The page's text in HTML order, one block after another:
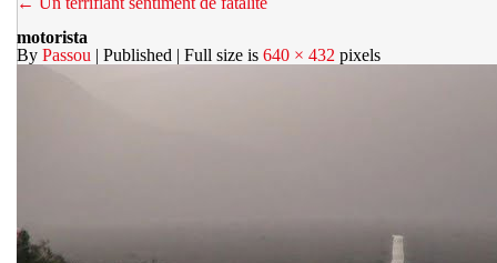
motorista
By Passou | Published | Full size is 640 × 432 pixels